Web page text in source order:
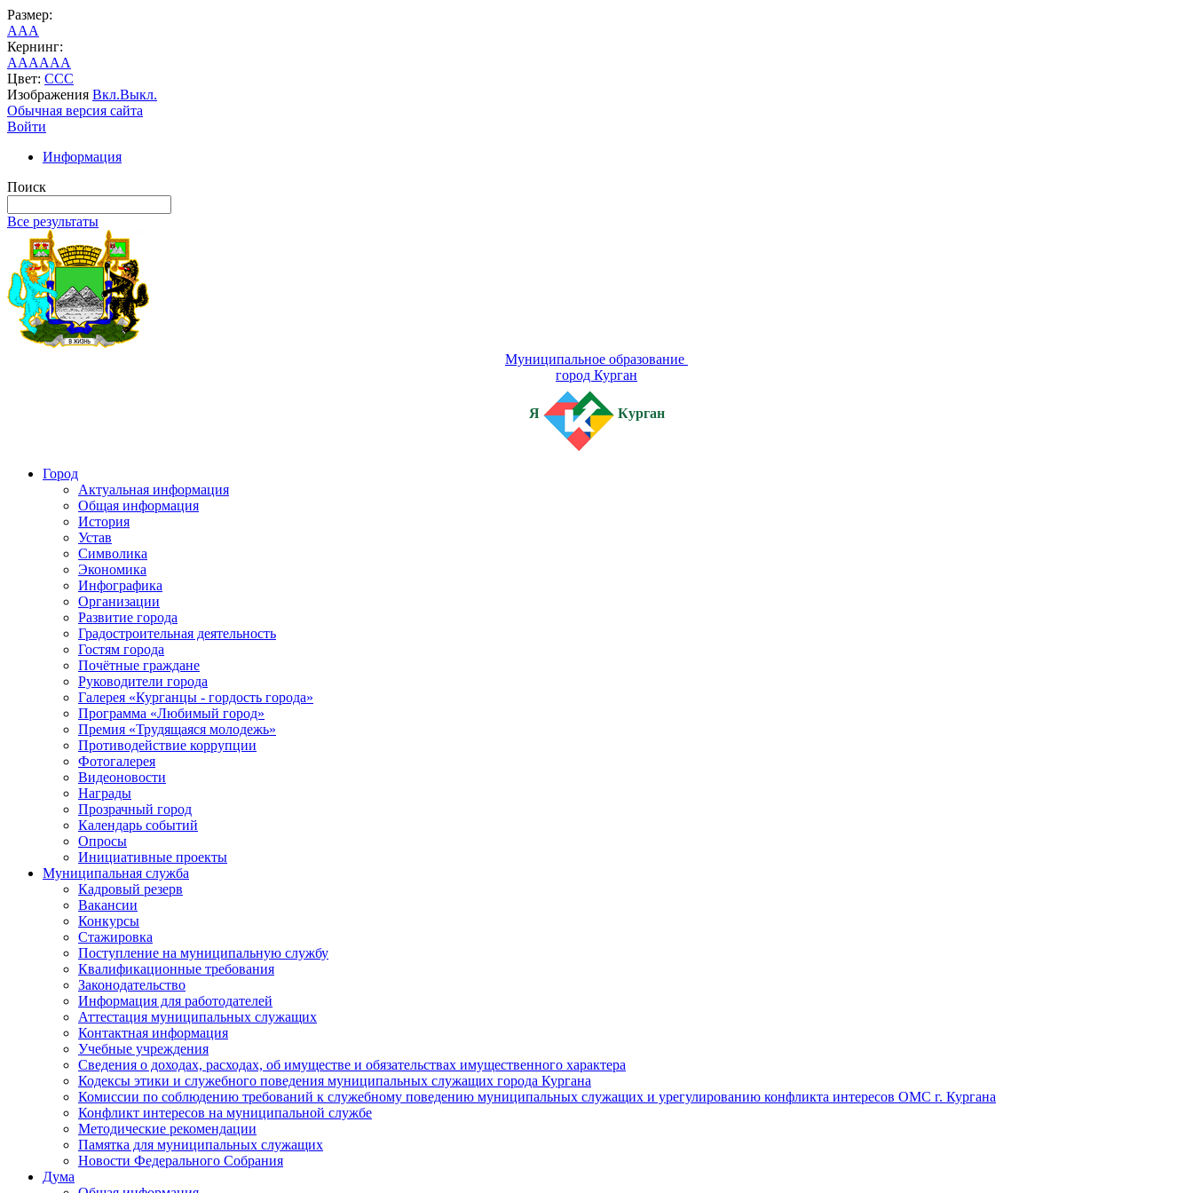
Размер:
AAA
Кернинг:
AAAAAA
Цвет: CCC
Изображения Вкл.Выкл.
Обычная версия сайта
Войти
Информация
Поиск
Все результаты
Муниципальное образование
город Курган
Я Курган
Город
Актуальная информация
Общая информация
История
Устав
Символика
Экономика
Инфографика
Организации
Развитие города
Градостроительная деятельность
Гостям города
Почётные граждане
Руководители города
Галерея «Курганцы - гордость города»
Программа «Любимый город»
Премия «Трудящаяся молодежь»
Противодействие коррупции
Фотогалерея
Видеоновости
Награды
Прозрачный город
Календарь событий
Опросы
Инициативные проекты
Муниципальная служба
Кадровый резерв
Вакансии
Конкурсы
Стажировка
Поступление на муниципальную службу
Квалификационные требования
Законодательство
Информация для работодателей
Аттестация муниципальных служащих
Контактная информация
Учебные учреждения
Сведения о доходах, расходах, об имуществе и обязательствах имущественного характера
Кодексы этики и служебного поведения муниципальных служащих города Кургана
Комиссии по соблюдению требований к служебному поведению муниципальных служащих и урегулированию конфликта интересов ОМС г. Кургана
Конфликт интересов на муниципальной службе
Методические рекомендации
Памятка для муниципальных служащих
Новости Федерального Cобрания
Дума